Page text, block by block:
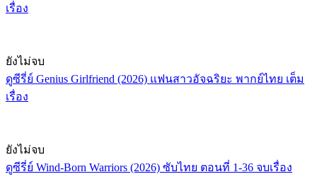
เรื่อง
ยังไม่จบ
ดูซีรี่ย์ Genius Girlfriend (2026) แฟนสาวอัจฉริยะ พากย์ไทย เต็ม
เรื่อง
ยังไม่จบ
ดูซีรี่ย์ Wind-Born Warriors (2026) ซับไทย ตอนที่ 1-36 จบเรื่อง